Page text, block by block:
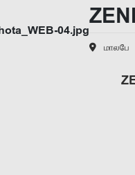
மாலபே